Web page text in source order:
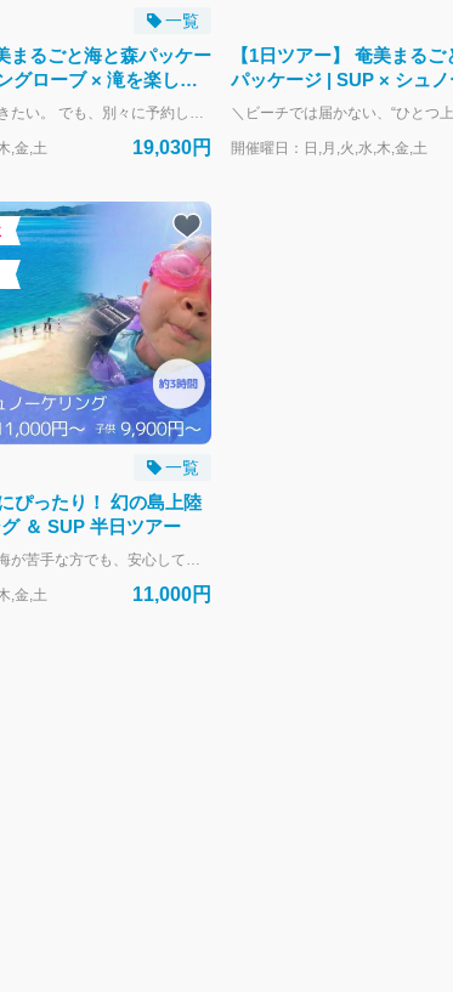
一覧
まるごと海と森パッケー
グローブ × 滝を楽しむ
海も行きたい。森も歩きたい。 でも、別々に予約したり、ツアー会社を分けるのは面倒——。 そんなお声から生まれたのが、この 「海 × 川 × 森 スタンダード1日ツアー」 です。 ウミガメシュノーケリングと冒険の森（マングローブ・モダマ・滝巡り）を、 1日で効率よくまとめて楽しめる少人数制のパッケージプラン。 プレミアムツアーのような“完全貸切・送迎付き”ではありませんが、 そのぶん価格は抑えめで、 「片方だけだと物足りない」「でもプレミアムまではいらない」という方に最適です。 また、 海と森を別々の会社に予約したり、スケジュールを自分で調整する手間がゼロ。 オーシャンズが1日の流れをまとめてコーディネートするので、 迷うことなくスムーズに奄美の自然を満喫できます。 ウミガメとの出会いを楽しみ、 マングローブの静けさに癒され、 モダマや滝で奄美の奥深い自然を感じる——。 「海も森もどちらも体験したい」という欲張りな気持ちに、しっかり応える1日プランです。
,金,土 19,030円
【1日ツアー】 奄美まる
パッケージ | SUP × シュ
ングローブ × 滝パッケージ
開催曜日：日,月,火,水,木,金,土
一覧
ぴったり！ 幻の島上陸
＆ SUP 半日ツアー
🪸「小さなお子さまや海が苦手な方でも、安心して楽しめる海時間」 ボートで約10分、奄美の海に浮かぶ“幻の島”へ上陸。 白砂がきらめく島での写真タイムのあとは、次のポイントへ。 穏やかな海面でのSUP体験、カラフルな魚たちが泳ぐポイントでのシュノーケリングへ。 25人乗りの大型ボートだから揺れが少なく、船酔いが心配な方や小さなお子さま連れにも安心。 船内には個室トイレも完備しています。 ツアー中はフリードリンクとお菓子をご用意。 写真・動画データもプレゼントいたします。 “初めての海遊び”にも、“家族で過ごす思い出づくり”にもぴったりの半日ツアーです。
,金,土 11,000円